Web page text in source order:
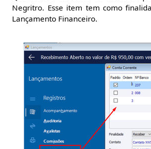
Negritro. Esse item tem como
Lançamento Financeiro.